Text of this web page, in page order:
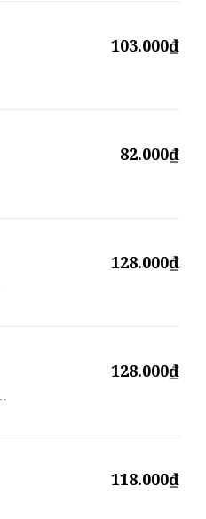
103.000₫
82.000₫
128.000₫
128.000₫
118.000₫